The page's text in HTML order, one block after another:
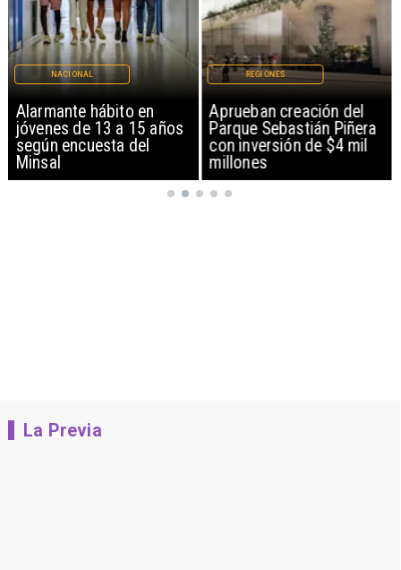
Alarmante hábito en
jóvenes de 13 a 15 años
según encuesta del
Minsal
NACIONAL
Aprueban creación del
Parque Sebastián Piñera
con inversión de $4 mil
millones
REGIONES
La Previa